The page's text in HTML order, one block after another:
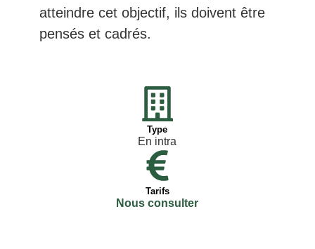
atteindre cet objectif, ils doivent être
pensés et cadrés.
Type
En intra
Tarifs
Nous consulter